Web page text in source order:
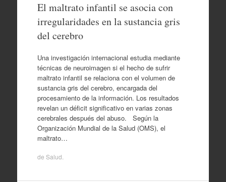
El maltrato infantil se asocia con
irregularidades en la sustancia gris
del cerebro
Una investigación internacional estudia mediante
técnicas de neuroimagen si el hecho de sufrir
maltrato infantil se relaciona con el volumen de
sustancia gris del cerebro, encargada del
procesamiento de la información. Los resultados
revelan un déficit significativo en varias zonas
cerebrales después del abuso. Según la
Organización Mundial de la Salud (OMS), el
maltrato…
de Salud